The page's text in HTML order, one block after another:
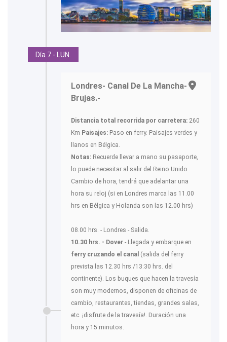
Día 7 - LUN.
Londres- Canal De La Mancha-
Brujas.-
Distancia total recorrida por carretera: 260
Km Paisajes: Paso en ferry. Paisajes verdes y
llanos en Bélgica.
Notas: Recuerde llevar a mano su pasaporte,
lo puede necesitar al salir del Reino Unido.
Cambio de hora, tendrá que adelantar una
hora su reloj (si en Londres marca las 11.00
hrs en Bélgica y Holanda son las 12.00 hrs)
08.00 hrs. - Londres - Salida.
10.30 hrs. - Dover - Llegada y embarque en
ferry cruzando el canal (salida del ferry
prevista las 12.30 hrs./13:30 hrs. del
continente). Los buques que hacen la travesía
son muy modernos, disponen de oficinas de
cambio, restaurantes, tiendas, grandes salas,
etc. ¡disfrute de la travesía!. Duración una
hora y 15 minutos.